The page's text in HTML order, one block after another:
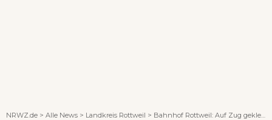
NRWZ.de > Alle News > Landkreis Rottweil > Bahnhof Rottweil: Auf Zug geklettert – Stromschlag